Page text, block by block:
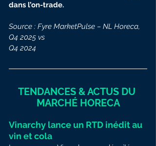
dans l’on-trade.
Source : Fyre MarketPulse – NL Horeca,
Q4 2025 vs
Q4 2024
TENDANCES & ACTUS DU
MARCHÉ HORECA
Vinarchy lance un RTD inédit au
vin et cola